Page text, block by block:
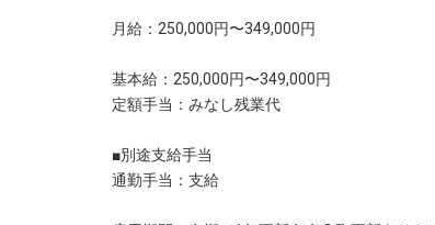
月給：250,000円〜349,000円
基本給：250,000円〜349,000円
定額手当：みなし残業代
■別途支給手当
通勤手当：支給